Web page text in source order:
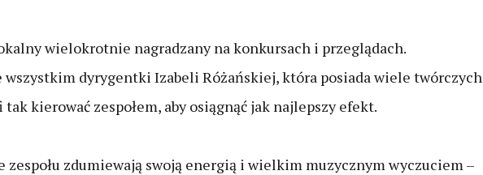
wielokrotnie nagradzany na konkursach i przeglądach.
wszystkim dyrygentki Izabeli Różańskiej, która posiada wiele twórczych
kierować zespołem, aby osiągnąć jak najlepszy efekt.
zespołu zdumiewają swoją energią i wielkim muzycznym wyczuciem –